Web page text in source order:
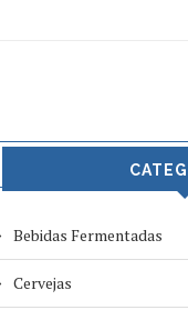
Bebidas Fermentadas
Cervejas